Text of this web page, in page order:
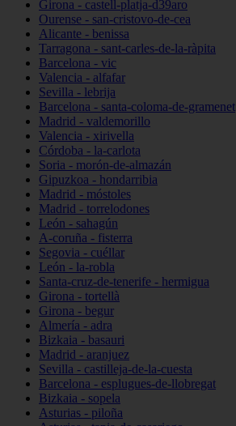
Girona - castell-platja-d39aro
Ourense - san-cristovo-de-cea
Alicante - benissa
Tarragona - sant-carles-de-la-ràpita
Barcelona - vic
Valencia - alfafar
Sevilla - lebrija
Barcelona - santa-coloma-de-gramenet
Madrid - valdemorillo
Valencia - xirivella
Córdoba - la-carlota
Soria - morón-de-almazán
Gipuzkoa - hondarribia
Madrid - móstoles
Madrid - torrelodones
León - sahagún
A-coruña - fisterra
Segovia - cuéllar
León - la-robla
Santa-cruz-de-tenerife - hermigua
Girona - tortellà
Girona - begur
Almería - adra
Bizkaia - basauri
Madrid - aranjuez
Sevilla - castilleja-de-la-cuesta
Barcelona - esplugues-de-llobregat
Bizkaia - sopela
Asturias - piloña